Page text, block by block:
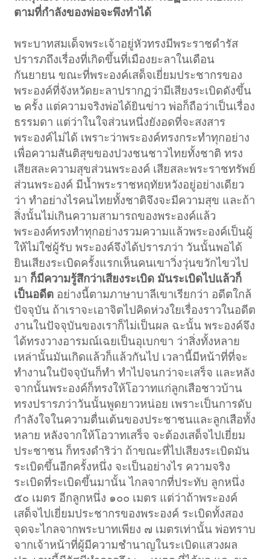
ตามที่กำลังของพ่อจะพึงทำได้
พระบาทสมเด็จพระเจ้าอยู่หัวทรงมีพระราชดำรัส
ปรารภถึงเรื่องที่เกิดขึ้นที่เมืองยะลาในเดือน
กันยายน ขณะที่พระองค์เสด็จเยี่ยมประชากรของ
พระองค์ที่จังหวัดยะลาปรากฏว่ามีเสียงระเบิดดังขึ้น
๒ ครั้ง แต่ความจริงพ่อได้ยินข่าว พ่อก็ถือว่าเป็นเรื่อง
ธรรมดา แต่ว่าในใจส่วนหนึ่งยังอดที่จะสงสาร
พระองค์ไม่ได้ เพราะว่าพระองค์ทรงกระทำทุกอย่าง
เพื่อความสันติสุขของปวงชนชาวไทยทั้งชาติ ทรง
เสียสละความสุขส่วนพระองค์ เสียสละพระราชทรัพย์
ส่วนพระองค์ มีน้ำพระราชหฤทัยหวังอยู่อย่างเดียว
ว่า ทำอย่างไรคนไทยทั้งชาติจึงจะมีความสุข และถ้า
สิ่งนั้นไม่เกินความสามารถของพระองค์แล้ว
พระองค์ทรงทำทุกอย่างรวมความแล้วพระองค์เป็นผู้
ให้ไม่ใช่ผู้รับ พระองค์จึงได้ปรารภว่า วันนั้นพอได้
ยินเสียงระเบิดครั้งแรกเห็นคนเขาวิ่งวุ่นขวักไขวไป
มา ก็มีความรู้สึกว่าเสียงระเบิด มันระเบิดไปแล้วก็
เป็นอดีต อย่างนี้ตามภาษาบาลีเขาเรียกว่า อดีตใกล้
ปัจจุบัน ถ้าเราจะเอาจิตไปคิดห่วงใยเรื่องราวในอดีต
งานในปัจจุบันของเราก็ไม่เป็นผล ฉะนั้น พระองค์จึง
ได้ทรงวางอารมณ์เฉยเป็นอุเบกขา ว่าสิ่งทั้งหลาย
เหล่านั้นมันเกิดแล้วก็แล้วกันไป เวลานี้มีหน้าที่ที่จะ
ทำงานในปัจจุบันก็ทำ ทำไปจนกว่าจะเสร็จ และหลัง
จากนั้นพระองค์ก็ทรงให้โอวาทแก่ลูกเสือชาวบ้าน
ทรงปรารภว่าวันนั้นพูดยาวหน่อย เพราะเป็นการดับ
กำลังใจในความตื่นเต้นของประชาชนและลูกเสือทั้ง
หลาย หลังจากให้โอวาทเสร็จ จะต้องเสด็จไปเยี่ยม
ประชาชน ก็ทรงดำริว่า ถ้าขณะที่ไปเสียงระเบิดมัน
ระเบิดขึ้นอีกครั้งหนึ่ง จะเป็นอย่างไร ความจริง
ระเบิดที่ระเบิดขึ้นมานั้น ไกลจากที่ประทับ ลูกหนึ่ง
๕๐ เมตร อีกลูกหนึ่ง ๑๐๐ เมตร แต่ว่าถ้าพระองค์
เสด็จไปเยี่ยมประชากรของพระองค์ ระเบิดทั้งสอง
จุดจะไกลจากพระบาทเพียง ๗ เมตรเท่านั้น พ่อทราบ
จากเจ้าหน้าที่ผู้มีความชำนาญในระเบิดแสวงผล